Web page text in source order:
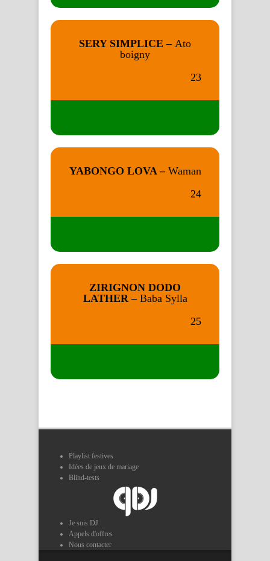
SERY SIMPLICE – Ato
boigny
23
YABONGO LOVA – Waman
24
ZIRIGNON DODO
LATHER – Baba Sylla
25
Playlist festives
Idées de jeux de mariage
Blind-tests
Je suis DJ
Appels d'offres
Nous contacter